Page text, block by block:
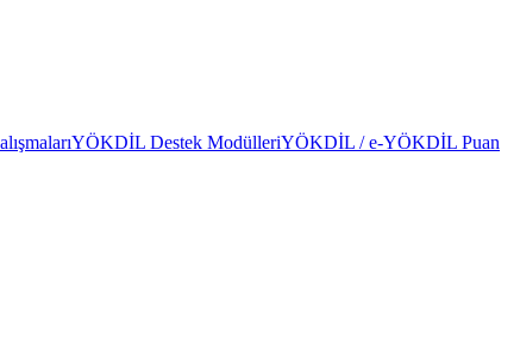
YÖKDİL Destek ModülleriYÖKDİL / e-YÖKDİL Puan